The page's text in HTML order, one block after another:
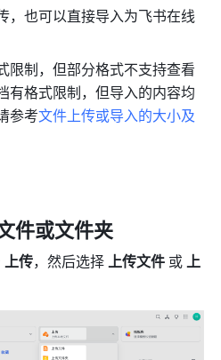
，也可以直接导入为飞书在线
限制，但部分格式不支持查看
有格式限制，但导入的内容均
参考文件上传或导入的大小及
件或文件夹
上传，然后选择 上传文件 或 上